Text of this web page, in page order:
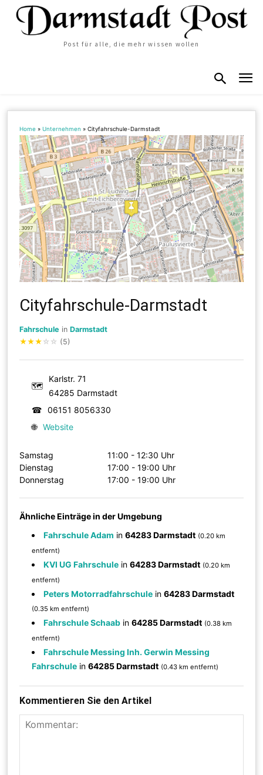
Post für alle, die mehr wissen wollen
Home »Unternehmen »Cityfahrschule-Darmstadt
Cityfahrschule-Darmstadt
Fahrschule inDarmstadt
★★★ ☆ ☆ (5)
🗺
Karlstr. 71
64285 Darmstadt
☎
06151 8056330
🌐 Website
Samstag
11:00 - 12:30 Uhr
Dienstag
17:00 - 19:00 Uhr
Donnerstag
17:00 - 19:00 Uhr
Ähnliche Einträge in der Umgebung
Fahrschule Adam in64283 Darmstadt (0.20 km
entfernt)
KVI UG Fahrschule in64283 Darmstadt (0.20 km
entfernt)
Peters Motorradfahrschule in64283 Darmstadt
(0.35 km entfernt)
Fahrschule Schaab in64285 Darmstadt (0.38 km
entfernt)
Fahrschule Messing Inh. Gerwin Messing
Fahrschule in64285 Darmstadt (0.43 km entfernt)
Kommentieren Sie den Artikel